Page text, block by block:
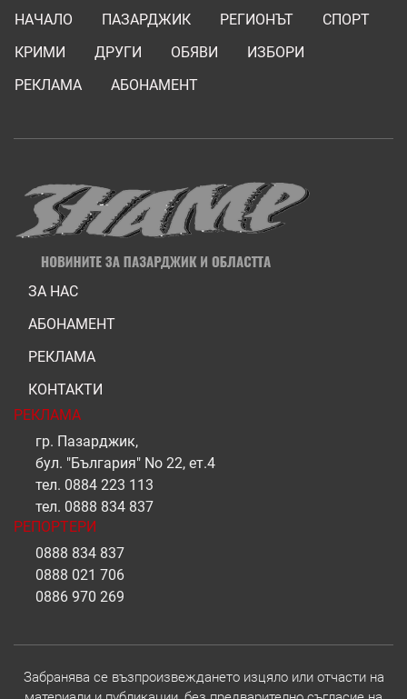
НАЧАЛО ПАЗАРДЖИК РЕГИОНЪТ
СПОРТ
КРИМИ
ДРУГИ ОБЯВИ
ИЗБОРИ
РЕКЛАМА
АБОНАМЕНТ
ЗА НАС
АБОНАМЕНТ
РЕКЛАМА
КОНТАКТИ
РЕКЛАМА
гр. Пазарджик,
бул. "България" No 22, ет.4
тел. 0884 223 113
тел. 0888 834 837
РЕПОРТЕРИ
0888 834 837
0888 021 706
0886 970 269
Забранява се възпроизвеждането изцяло или отчасти на